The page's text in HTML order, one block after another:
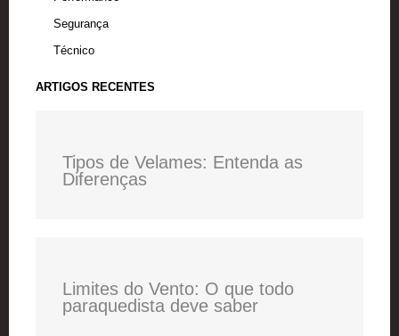
Segurança
Técnico
ARTIGOS RECENTES
Tipos de Velames: Entenda as
Diferenças
Limites do Vento: O que todo
paraquedista deve saber